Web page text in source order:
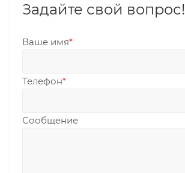
Задайте свой вопрос!
Ваше имя*
Телефон*
Сообщение